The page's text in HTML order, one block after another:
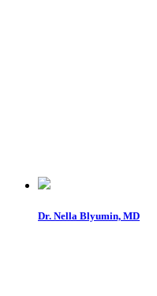
Dr. Nella Blyumin, MD